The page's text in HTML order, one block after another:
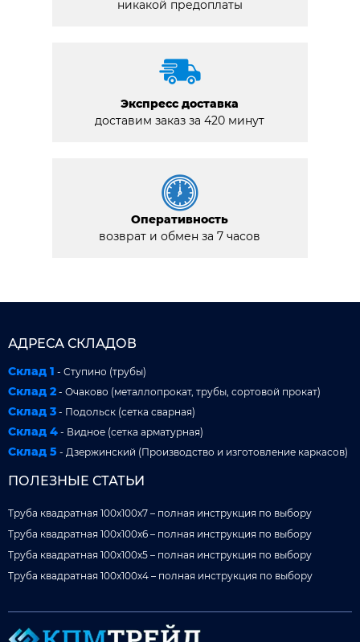
никакой предоплаты
Экспресс доставка
доставим заказ за 420 минут
Оперативность
возврат и обмен за 7 часов
АДРЕСА СКЛАДОВ
Склад 1 - Ступино (трубы)
Склад 2 - Очаково (металлопрокат, трубы, сортовой прокат)
Склад 3 - Подольск (сетка сварная)
Склад 4 - Видное (сетка арматурная)
Склад 5 - Дзержинский (Производство и изготовление каркасов)
ПОЛЕЗНЫЕ СТАТЬИ
Труба квадратная 100x100x7 – полная инструкция по выбору
Труба квадратная 100x100x6 – полная инструкция по выбору
Труба квадратная 100x100x5 – полная инструкция по выбору
Труба квадратная 100x100x4 – полная инструкция по выбору